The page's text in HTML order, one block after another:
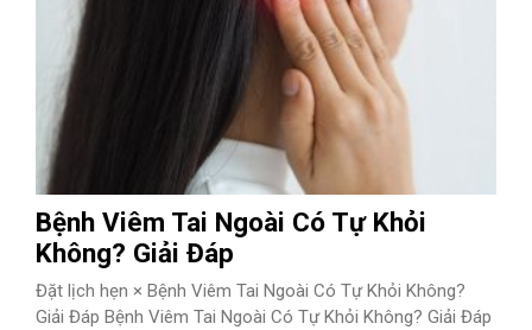
Bệnh Viêm Tai Ngoài Có Tự Khỏi
Không? Giải Đáp
Đặt lịch hẹn × Bệnh Viêm Tai Ngoài Có Tự Khỏi Không?
Giải Đáp Bệnh Viêm Tai Ngoài Có Tự Khỏi Không? Giải Đáp